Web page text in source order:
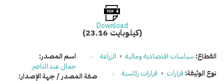
Download
(23.16 كيلوبايت)
القطاع: سياسات اقتصادية ومالية › الزراعة
نوع الوثيقة: قرارات › قرارات رئاسية
اسم المصدر:
جمال عبد الناصر
صفة المصدر / جهة الإصدار: